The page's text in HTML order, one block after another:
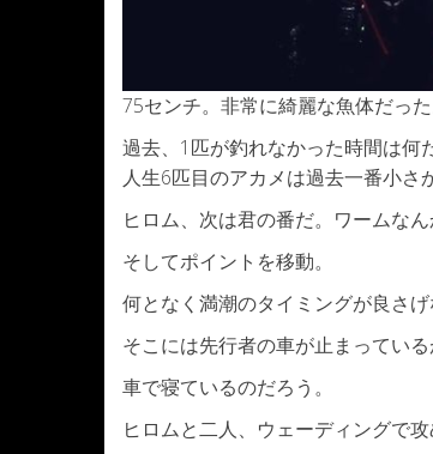
75センチ。非常に綺麗な魚体だった
過去、1匹が釣れなかった時間は何
人生6匹目のアカメは過去一番小さ
ヒロム、次は君の番だ。ワームな
そしてポイントを移動。
何となく満潮のタイミングが良さげ
そこには先行者の車が止まってい
車で寝ているのだろう。
ヒロムと二人、ウェーディングで攻